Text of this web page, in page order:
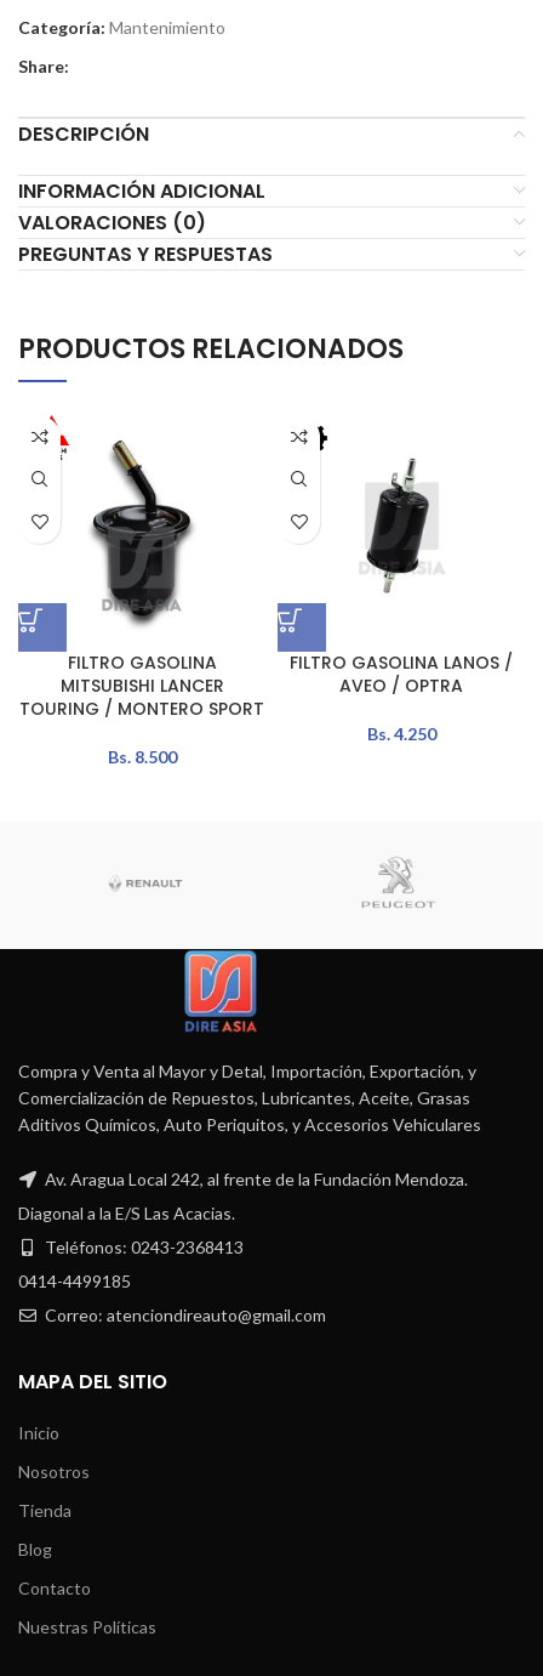
Categoría: Mantenimiento
Share:
DESCRIPCIÓN
INFORMACIÓN ADICIONAL
VALORACIONES (0)
PREGUNTAS Y RESPUESTAS
PRODUCTOS RELACIONADOS
FILTRO GASOLINA
MITSUBISHI LANCER
TOURING / MONTERO SPORT
Bs.8.500
FILTRO GASOLINA LANOS /
AVEO / OPTRA
Bs.4.250
Compra y Venta al Mayor y Detal, Importación, Exportación, y
Comercialización de Repuestos, Lubricantes, Aceite, Grasas
Aditivos Químicos, Auto Periquitos, y Accesorios Vehiculares
Av. Aragua Local 242, al frente de la Fundación Mendoza.
Diagonal a la E/S Las Acacias.
Teléfonos: 0243-2368413
0414-4499185
Correo: atenciondireauto@gmail.com
MAPA DEL SITIO
Inicio
Nosotros
Tienda
Blog
Contacto
Nuestras Políticas